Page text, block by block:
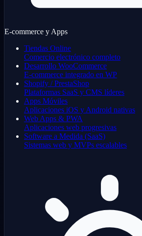
E-commerce y Apps
Tiendas Online
Comercio electrónico completo
Desarrollo WooCommerce
E-commerce integrado en WP
Shopify / PrestaShop
Plataformas SaaS y CMS líderes
Apps Móviles
Aplicaciones iOS y Android nativas
Web Apps & PWA
Aplicaciones web progresivas
Software a Medida (SaaS)
Sistemas web y MVPs escalables